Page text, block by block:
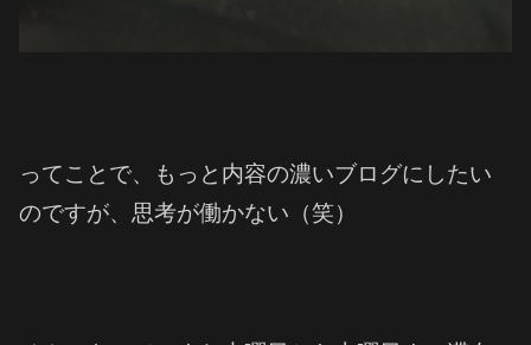
ってことで、もっと内容の濃いブログにしたい
のですが、思考が働かない（笑）